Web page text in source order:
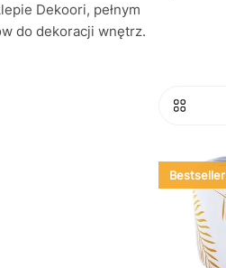
Dekoori, pełnym
do dekoracji wnętrz.
Bestseller